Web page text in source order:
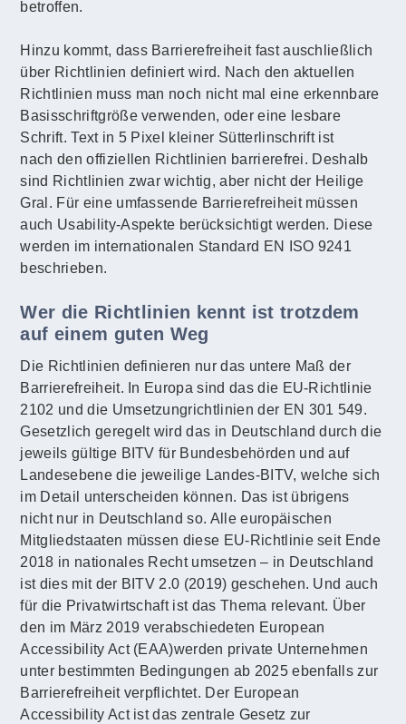
betroffen.
Hinzu kommt, dass Barrierefreiheit fast auschließlich
über Richtlinien definiert wird. Nach den aktuellen
Richtlinien muss man noch nicht mal eine erkennbare
Basisschriftgröße verwenden, oder eine lesbare
Schrift. Text in 5 Pixel kleiner Sütterlinschrift ist
nach den offiziellen Richtlinien barrierefrei. Deshalb
sind Richtlinien zwar wichtig, aber nicht der Heilige
Gral. Für eine umfassende Barrierefreiheit müssen
auch Usability-Aspekte berücksichtigt werden. Diese
werden im internationalen Standard EN ISO 9241
beschrieben.
Wer die Richtlinien kennt ist trotzdem
auf einem guten Weg
Die Richtlinien definieren nur das untere Maß der
Barrierefreiheit. In Europa sind das die EU-Richtlinie
2102 und die Umsetzungrichtlinien der EN 301 549.
Gesetzlich geregelt wird das in Deutschland durch die
jeweils gültige BITV für Bundesbehörden und auf
Landesebene die jeweilige Landes-BITV, welche sich
im Detail unterscheiden können. Das ist übrigens
nicht nur in Deutschland so. Alle europäischen
Mitgliedstaaten müssen diese EU-Richtlinie seit Ende
2018 in nationales Recht umsetzen – in Deutschland
ist dies mit der BITV 2.0 (2019) geschehen. Und auch
für die Privatwirtschaft ist das Thema relevant. Über
den im März 2019 verabschiedeten European
Accessibility Act (EAA)werden private Unternehmen
unter bestimmten Bedingungen ab 2025 ebenfalls zur
Barrierefreiheit verpflichtet. Der European
Accessibility Act ist das zentrale Gesetz zur